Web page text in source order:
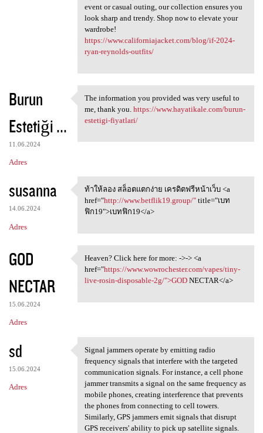
event or casual outing, our collection ensures you
look sharp and trendy. Shop now to elevate your
wardrobe!
https://www.californiajacket.com/blog/if-2024-
ryan-reynolds-outfits/
Burun
Estetiği ...
11.06.2024
Adres
The information you provided
The information you provided was very useful to
me, thank you. https://www.hayatikale.com/burun-
estetigi-fiyatlari/
susanna
14.06.2024
Adres
ท้าให้ลอง สล็อตแตกง่าย
ท้าให้ลอง สล็อตแตกง่าย เครดิตฟรีหน้าเว็บ <a
href="http://www.betflik19.group/"title="เบท
ฟิก19">เบทฟิก19</a>
GOD
NECTAR
15.06.2024
Adres
Heaven? Click here for more:
Heaven? Click here for more: ->-> <a
href="https://www.wowrochester.com/vapes/tiny-
live-rosin-disposable-2g/">GODNECTAR</a>
sd
15.06.2024
Adres
Signal jammers operate by
Signal jammers operate by emitting radio
frequency signals that interfere with the targeted
communication signals. For instance, a cell phone
jammer transmits a signal on the same frequency as
mobile phones, creating interference that prevents
the phones from connecting to cell towers.
Similarly, GPS jammers emit signals that disrupt
GPS receivers' ability to pick up satellite signals.